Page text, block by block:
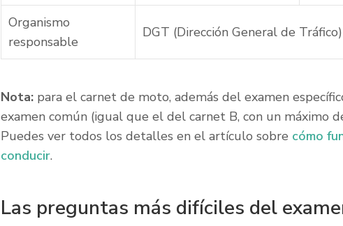
Organismo
responsable
DGT (Dirección General de Tráfico)
Nota:para el carnet de moto, además del examen
examen común (igual que el del carnet B, con un máximo
Puedes ver todos los detalles en el artículo sobre cómo
conducir.
Las preguntas más difíciles del